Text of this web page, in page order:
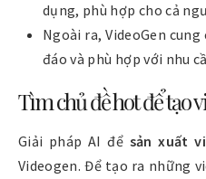
dụng, phù hợp cho cả
Ngoài ra, VideoGen
đáo và phù hợp với nhu
Tìm chủ đề hot để tạo
Giải pháp AI để sản xuất
Videogen. Để tạo ra những